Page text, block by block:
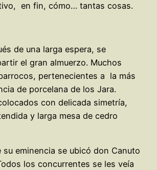
en fin, cómo… tantas cosas.
de una larga espera, se
el gran almuerzo. Muchos
pertenecientes a la más
de porcelana de los Jara.
con delicada simetría,
y larga mesa de cedro
su eminencia se ubicó don Canuto
los concurrentes se les veía